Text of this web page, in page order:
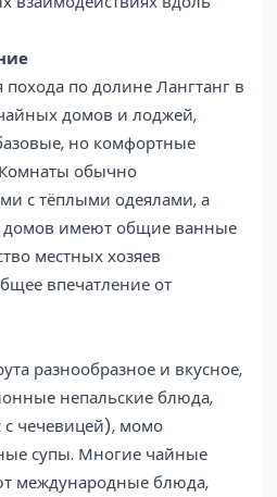
по долине Лангтанг в
домов и лоджей,
но комфортные
обычно
с тёплыми одеялами, а
имеют общие ванные
местных хозяев
впечатление от
разнообразное и вкусное,
непальские блюда,
с чечевицей), момо
супы. Многие чайные
международные блюда,